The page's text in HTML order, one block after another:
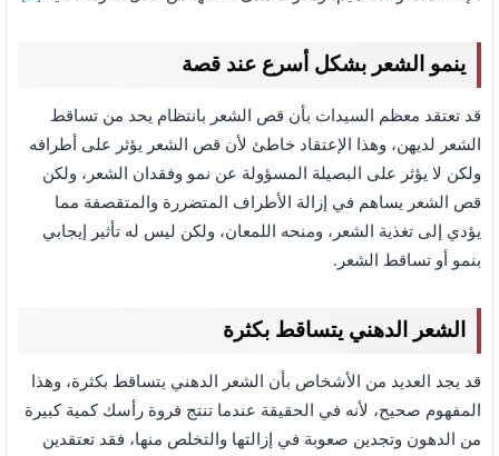
ينمو الشعر بشكل أسرع عند قصة
قد تعتقد معظم السيدات بأن قص الشعر بانتظام يحد من تساقط
الشعر لديهن، وهذا الإعتقاد خاطئ لأن قص الشعر يؤثر على أطرافه
ولكن لا يؤثر على البصيلة المسؤولة عن نمو وفقدان الشعر، ولكن
قص الشعر يساهم في إزالة الأطراف المتضررة والمتقصفة مما
يؤدي إلى تغذية الشعر، ومنحه اللمعان، ولكن ليس له تأثير إيجابي
بنمو أو تساقط الشعر.
الشعر الدهني يتساقط بكثرة
قد يجد العديد من الأشخاص بأن الشعر الدهني يتساقط بكثرة، وهذا
المفهوم صحيح، لأنه في الحقيقة عندما تنتج فروة رأسك كمية كبيرة
من الدهون وتجدين صعوبة في إزالتها والتخلص منها، فقد تعتقدين